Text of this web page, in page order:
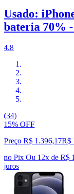
Usado:
bateria 70%
4.8
(34)
15% OFF
Preço R$ 1.396,17R$
no Pix Ou 12x de R$
juros